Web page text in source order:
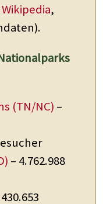
Wikipedia,
(TN/NC) –
– 4.762.988